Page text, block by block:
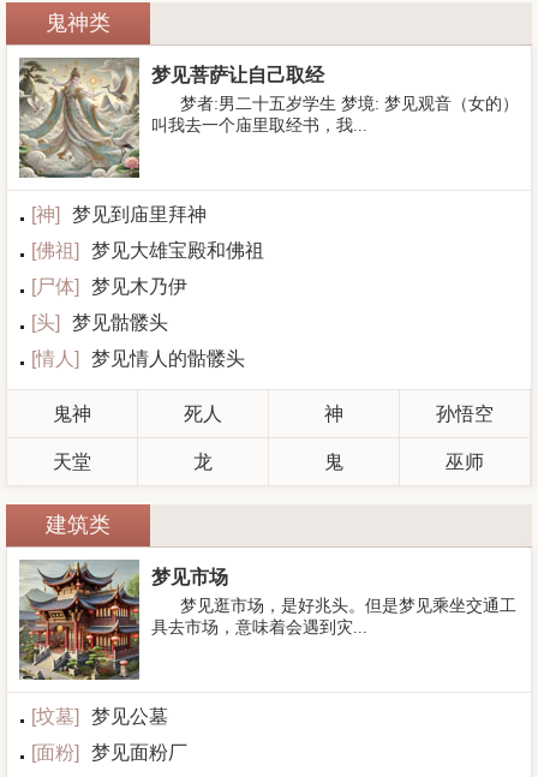
鬼神类
梦见菩萨让自己取经
梦者:男二十五岁学生 梦境: 梦见观音（女的）
叫我去一个庙里取经书，我...
[神]
梦见到庙里拜神
[佛祖]
梦见大雄宝殿和佛祖
[尸体]
梦见木乃伊
[头]
梦见骷髅头
[情人 ] 梦见情人的骷髅头
鬼神 死人 神 孙悟空
天堂 龙 鬼 巫师
建筑类
梦见市场
梦见逛市场，是好兆头。但是梦见乘坐交通工
具去市场，意味着会遇到灾...
[坟墓]
梦见公墓
[面粉]
梦见面粉厂